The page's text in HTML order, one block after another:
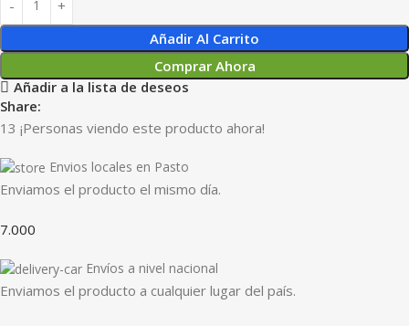
Añadir Al Carrito
Comprar Ahora
Añadir a la lista de deseos
Share:
13 ¡Personas viendo este producto ahora!
Envios locales en Pasto
Enviamos el producto el mismo día.
7.000
Envíos a nivel nacional
Enviamos el producto a cualquier lugar del país.